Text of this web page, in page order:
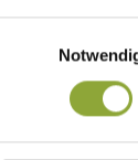
Von
Erleben Sie
ganz